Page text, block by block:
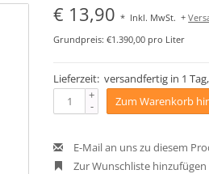
€ 13,90* Inkl. MwSt. +
Grundpreis: €1.390,00 pro Liter
Lieferzeit: versandfertig in 1
+
- Zum Warenkorb
E-Mail an uns zu diesem
Zur Wunschliste hinzufügen